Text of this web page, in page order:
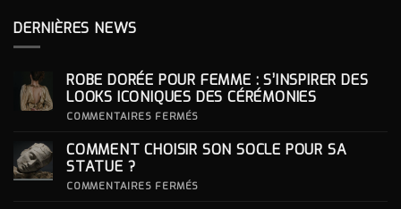
DERNIÈRES NEWS
ROBE DORÉE POUR FEMME : S’INSPIRER DES
LOOKS ICONIQUES DES CÉRÉMONIES
COMMENTAIRES FERMÉS
POUR
COMMENT CHOISIR SON SOCLE POUR SA
STATUE ?
COMMENTAIRES FERMÉS